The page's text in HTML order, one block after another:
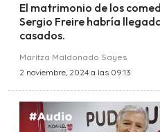
El matrimonio de los
Sergio Freire habría
casados.
Maritza Maldonado Sayes
2 noviembre, 2024 a las 09:13